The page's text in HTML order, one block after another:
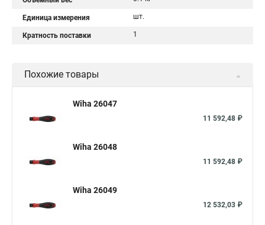
Единица измерения шт.
Кратность поставки 1
Похожие товары
Wiha 26047
11 592,48 ₽
Wiha 26048
11 592,48 ₽
Wiha 26049
12 532,03 ₽